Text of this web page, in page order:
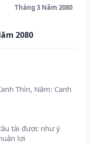
Tháng 3 Năm 2080
2080
Thìn, Năm: Canh
tài được như ý
lợi